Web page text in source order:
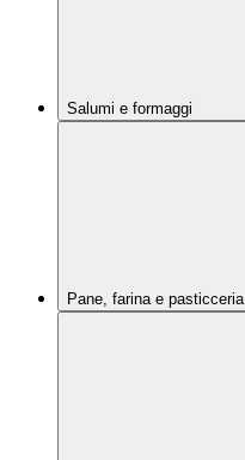
Salumi e formaggi
Pane, farina e pasticceria